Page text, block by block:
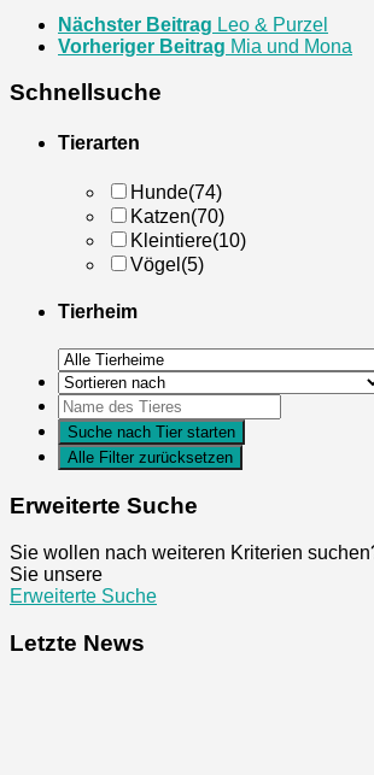
Nächster Beitrag Leo & Purzel
Vorheriger Beitrag Mia und Mona
Schnellsuche
Tierarten
Hunde(74)
Katzen(70)
Kleintiere(10)
Vögel (5)
Tierheim
Erweiterte Suche
Sie wollen nach weiteren Kriterien
Sie unsere
Erweiterte Suche
Letzte News